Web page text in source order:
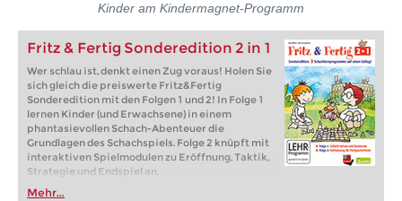
Kinder am Kindermagnet-Programm
Fritz & Fertig Sonderedition 2 in 1
Wer schlau ist, denkt einen Zug voraus! Holen Sie
sich gleich die preiswerte Fritz&Fertig
Sonderedition mit den Folgen 1 und 2! In Folge 1
lernen Kinder (und Erwachsene) in einem
phantasievollen Schach-Abenteuer die
Grundlagen des Schachspiels. Folge 2 knüpft mit
interaktiven Spielmodulen zu Eröffnung, Taktik,
Strategie und Endspiel an.
Mehr...